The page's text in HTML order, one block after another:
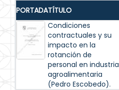
PORTADATÍTULO
Condiciones
contractuales y su
impacto en la
rotanción de
personal en industria
agroalimentaria
(Pedro Escobedo).